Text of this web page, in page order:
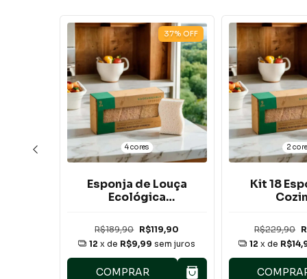
37% OFF
4 cores
Esponja de Louça
Ecológica
Premium
R$189,90 R$119,90
12 x de R$9,99 sem juros
COMPRAR
2
Kit 18
R$229,90
12 x de